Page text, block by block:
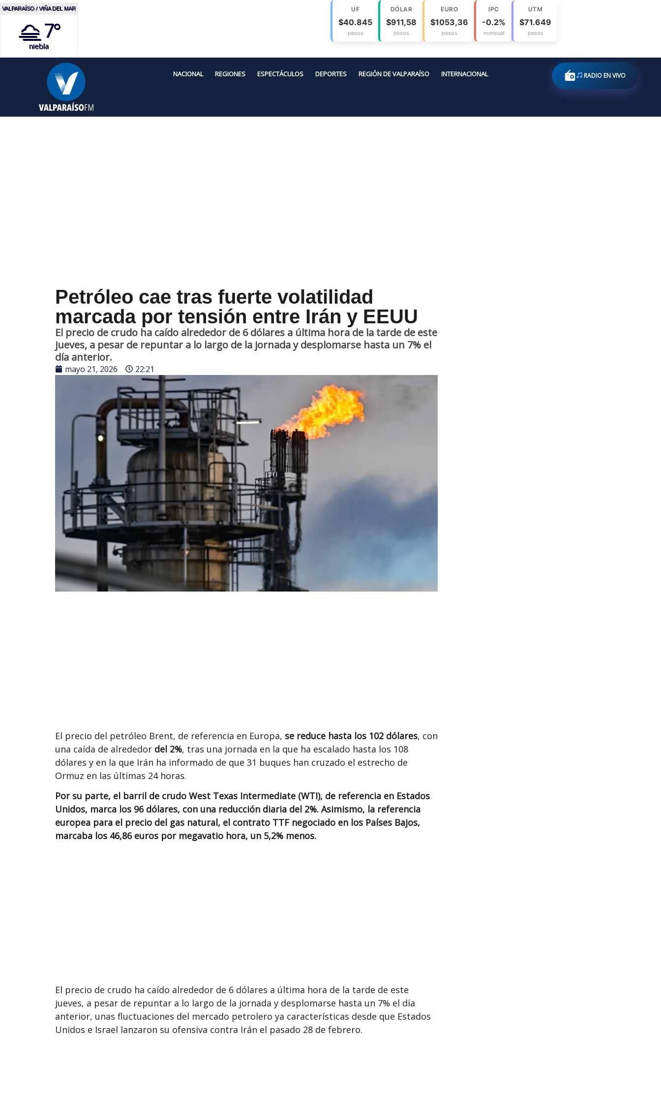
VALPARAÍSO / VIÑA DEL MAR
7°
niebla
UF
$40.845
pesos
DÓLAR
$911,58
pesos
EURO
$1053,36
pesos
IPC
-0.2%
mensual
UTM
$71.649
pesos
NACIONAL REGIONES ESPECTÁCULOS DEPORTES REGIÓN DE VALPARAÍSO INTERNACIONAL RADIO EN VIVO
Petróleo cae tras fuerte volatilidad
marcada por tensión entre Irán y EEUU
El precio de crudo ha caído alrededor de 6 dólares a última hora de la tarde de este
jueves, a pesar de repuntar a lo largo de la jornada y desplomarse hasta un 7% el
día anterior.
mayo 21, 2026 22:21
El precio del petróleo Brent, de referencia en Europa, se reduce hasta los 102 dólares, con
una caída de alrededor del 2%, tras una jornada en la que ha escalado hasta los 108
dólares y en la que Irán ha informado de que 31 buques han cruzado el estrecho de
Ormuz en las últimas 24 horas.
Por su parte, el barril de crudo West Texas Intermediate (WTI), de referencia en Estados
Unidos, marca los 96 dólares, con una reducción diaria del 2%. Asimismo, la referencia
europea para el precio del gas natural, el contrato TTF negociado en los Países Bajos,
marcaba los 46,86 euros por megavatio hora, un 5,2% menos.
El precio de crudo ha caído alrededor de 6 dólares a última hora de la tarde de este
jueves, a pesar de repuntar a lo largo de la jornada y desplomarse hasta un 7% el día
anterior, unas fluctuaciones del mercado petrolero ya características desde que Estados
Unidos e Israel lanzaron su ofensiva contra Irán el pasado 28 de febrero.